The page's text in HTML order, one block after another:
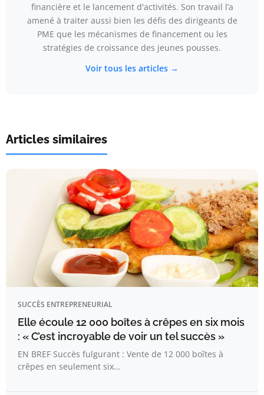
financière et le lancement d'activités. Son travail l’a
amené à traiter aussi bien les défis des dirigeants de
PME que les mécanismes de financement ou les
stratégies de croissance des jeunes pousses.
Voir tous les articles →
Articles similaires
SUCCÈS ENTREPRENEURIAL
Elle écoule 12 000 boîtes à crêpes en six mois
: « C’est incroyable de voir un tel succès »
EN BREF Succès fulgurant : Vente de 12 000 boîtes à
crêpes en seulement six…